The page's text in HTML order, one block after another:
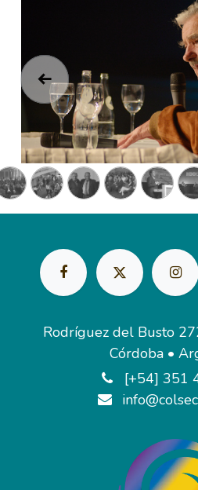
Anterior
Rodríguez del Busto
Córdoba •
[+54] 351